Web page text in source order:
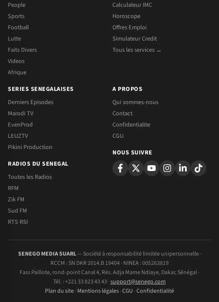
People
Sports
Football
Lutte
Faits Divers
Videos
Afrique
Calculateur IMC
Horoscope
Offres Emploi
Simulateur Credit
Tous les services →
SERIES SENEGALAISES
Derniers Episodes
Marodi TV
EvenProd
LEUZTV
Pikini Production
RADIOS DU SENEGAL
Toutes les Radios
RFM
Zik FM
Sud FM
RTS RSI
A PROPOS
Qui sommes-nous
Contact
Confidentialite
CGU
NOUS SUIVRE
SENEGO MEDIA SUARL— Société à responsabilité limitée unipersonnelle ·
RCCM : SN DKR 2014.B 19404 · NINEA : 005263819
Fass Paillote, rond-point Canal 4, Rés. Adja Mame Ndiaye, Dakar, Sénégal ·
Tél. : +221 33 823 43 43 ·support@senego.com
Plan du site· Mentions légales·CGU ·Confidentialité